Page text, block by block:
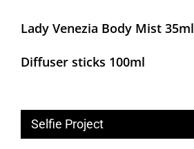
Lady Venezia Body Mist 35ml
Diffuser sticks 100ml
Selfie Project